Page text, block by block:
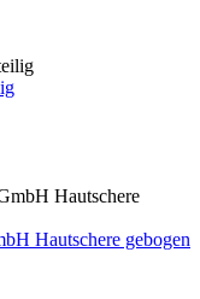
Hautschere gebogen